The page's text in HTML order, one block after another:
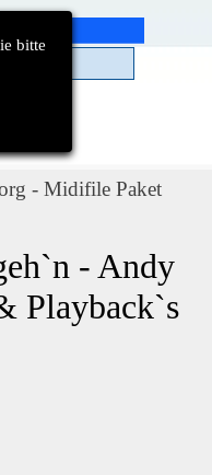
bitte
- Midifile Paket
- Andy
Playback`s